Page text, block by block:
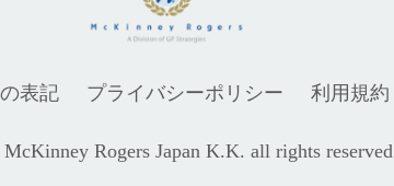
表記 プライバシーポリシー 利用規約
Rogers Japan K.K. all rights reserved